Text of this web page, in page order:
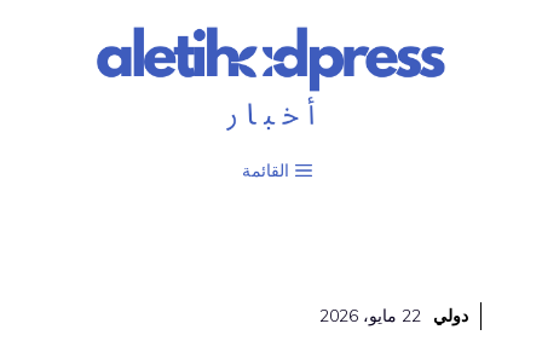
القائمة
دولي 22 مايو، 2026